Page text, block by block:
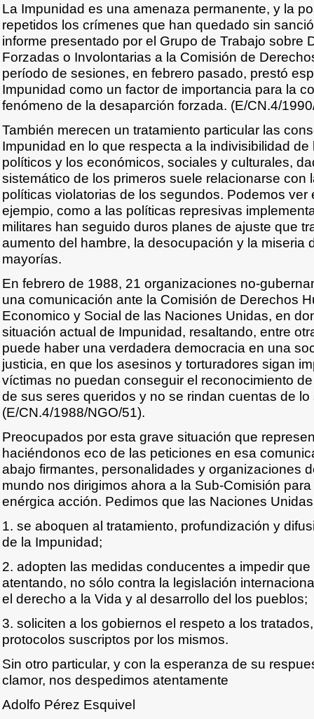
La Impunidad es una amenaza permanente, y la
repetidos los crímenes que han quedado sin
informe presentado por el Grupo de Trabajo sobre
Forzadas o Involontarias a la Comisión de
período de sesiones, en febrero pasado, prestó
Impunidad como un factor de importancia para la
fenómeno de la desaparción forzada. (E/CN.4/
También merecen un tratamiento particular las
Impunidad en lo que respecta a la indivisibilidad
políticos y los económicos, sociales y culturales,
sistemático de los primeros suele relacionarse con
políticas violatorias de los segundos. Podemos ver
ejempio, como a las políticas represivas
militares han seguido duros planes de ajuste que
aumento del hambre, la desocupación y la miseria
mayorías.
En febrero de 1988, 21 organizaciones no-
una comunicación ante la Comisión de Derechos
Economico y Social de las Naciones Unidas, en
situación actual de Impunidad, resaltando, entre
puede haber una verdadera democracia en una
justicia, en que los asesinos y torturadores sigan
víctimas no puedan conseguir el reconocimiento
de sus seres queridos y no se rindan cuentas de
(E/CN.4/1988/NGO/51).
Preocupados por esta grave situación que
haciéndonos eco de las peticiones en esa
abajo firmantes, personalidades y organizaciones
mundo nos dirigimos ahora a la Sub-Comisión
enérgica acción. Pedimos que las Naciones
1. se aboquen al tratamiento, profundización y
de la Impunidad;
2. adopten las medidas conducentes a impedir
atentando, no sólo contra la legislación
el derecho a la Vida y al desarrollo del los pueblos;
3. soliciten a los gobiernos el respeto a los
protocolos suscriptos por los mismos.
Sin otro particular, y con la esperanza de su
clamor, nos despedimos atentamente
Adolfo Pérez Esquivel